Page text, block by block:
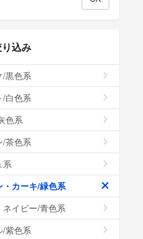
込み
/黒色系
/白色系
色系
/茶色系
系
・カーキ/緑色系
ネイビー/青色系
/紫色系